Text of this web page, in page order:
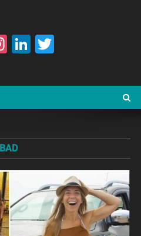
Instagram
LinkedIn